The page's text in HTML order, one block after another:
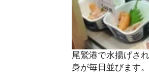
尾鷲港で水揚げさ
身が毎日並びます。